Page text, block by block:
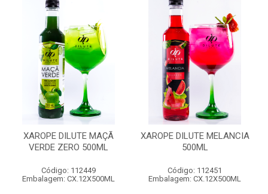
XAROPE DILUTE MAÇÃ
VERDE ZERO 500ML
Código: 112449
Embalagem: CX.12X500ML
XAROPE DILUTE MELANCIA
500ML
Código: 112451
Embalagem: CX.12X500ML